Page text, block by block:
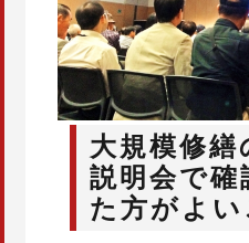
大規模修繕
説明会で確
た方がよい